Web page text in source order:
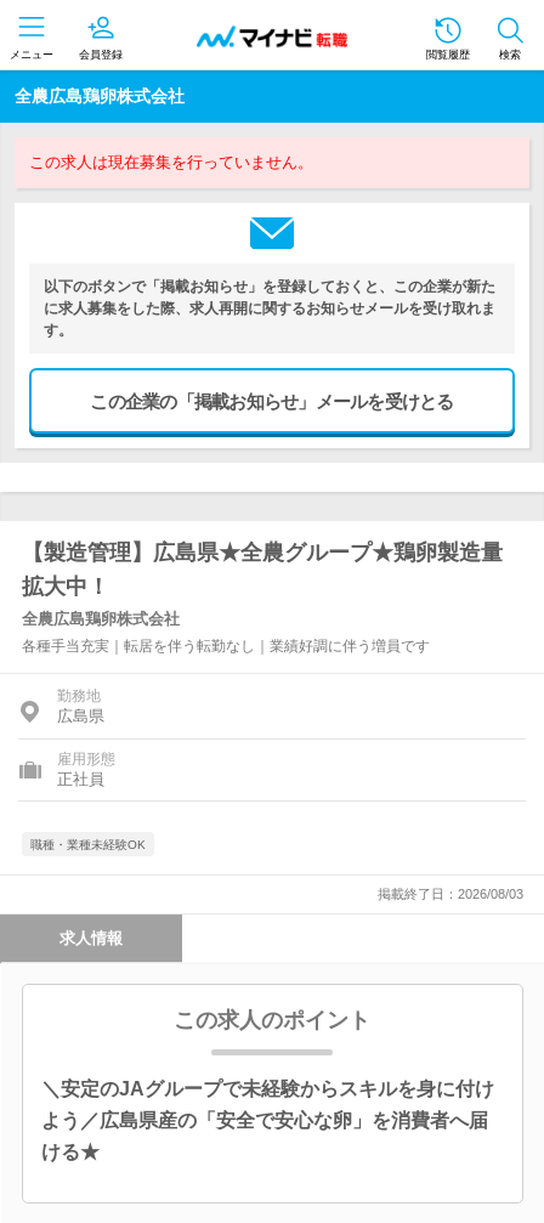
メニュー 会員登録 閲覧履歴 検索
全農広島鶏卵株式会社
この求人は現在募集を行っていません。
以下のボタンで「掲載お知らせ」を登録しておくと、この企業が新た
に求人募集をした際、求人再開に関するお知らせメールを受け取れま
す。
この企業の「掲載お知らせ」メールを受けとる
【製造管理】広島県★全農グループ★鶏卵製造量
拡大中！
全農広島鶏卵株式会社
各種手当充実｜転居を伴う転勤なし｜業績好調に伴う増員です
勤務地
広島県
雇用形態
正社員
職種・業種未経験OK
掲載終了日：2026/08/03
求人情報
この求人のポイント
＼安定のJAグループで未経験からスキルを身に付け
よう／広島県産の「安全で安心な卵」を消費者へ届
ける★